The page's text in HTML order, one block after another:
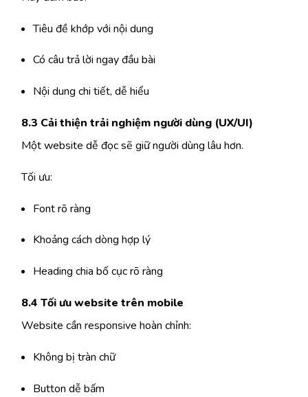
Tiêu đề khớp với nội dung
Có câu trả lời ngay đầu bài
Nội dung chi tiết, dễ hiểu
8.3 Cải thiện trải nghiệm người dùng (UX/UI)
Một website dễ đọc sẽ giữ người dùng lâu hơn.
Tối ưu:
Font rõ ràng
Khoảng cách dòng hợp lý
Heading chia bố cục rõ ràng
8.4 Tối ưu website trên mobile
Website cần responsive hoàn chỉnh:
Không bị tràn chữ
Button dễ bấm